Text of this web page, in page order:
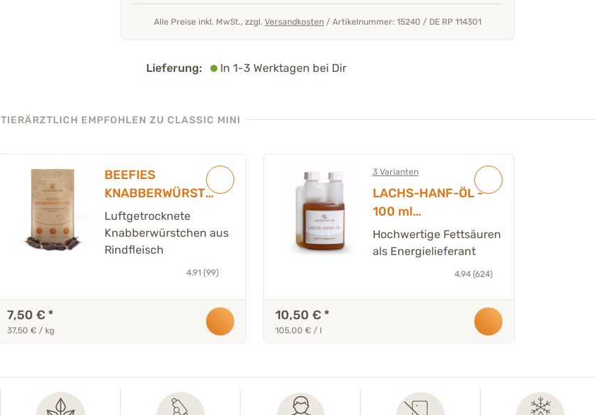
Alle Preise inkl. MwSt., zzgl. Versandkosten / Artikelnummer: 15240 / DE RP 114301
Lieferung: In 1-3 Werktagen bei Dir
TIERÄRZTLICH EMPFOHLEN ZU CLASSIC MINI
BEEFIES
KNABBERWÜRSTC
HEN - 200 g
Luftgetrocknete
Knabberwürstchen aus
Rindfleisch
4.91 (99)
7,50 € *
37,50 € / kg
3 Varianten
LACHS-HANF-ÖL -
100 ml
Ergänzungsfutter
mittel Hund &
Hochwertige Fettsäuren
als Energielieferant
4.94 (624)
10,50 € *
105,00 € / l